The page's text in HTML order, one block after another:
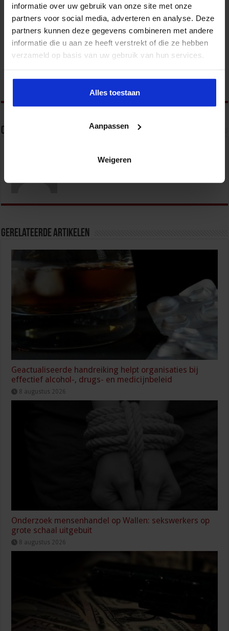
informatie over uw gebruik van onze site met onze
partners voor social media, adverteren en analyse. Deze
partners kunnen deze gegevens combineren met andere
informatie die u aan ze heeft verstrekt of die ze hebben
verzameld op basis van uw gebruik van hun services.
Alles toestaan
Aanpassen
Weigeren
Gebouwbeheer en veiligheid
VEILIGHEID
tweet
Over Frank van Summeren
Studiecentrum voor Bedrijf en Overheid.
Gerelateerde Artikelen
Geactualiseerde handreiking helpt organisaties bij
effectief alcohol-, drugs- en medicijnbeleid
8 augustus 2026
Onderzoek mensenhandel op Wallen: sekswerkers op
grote schaal uitgebuit
8 augustus 2026